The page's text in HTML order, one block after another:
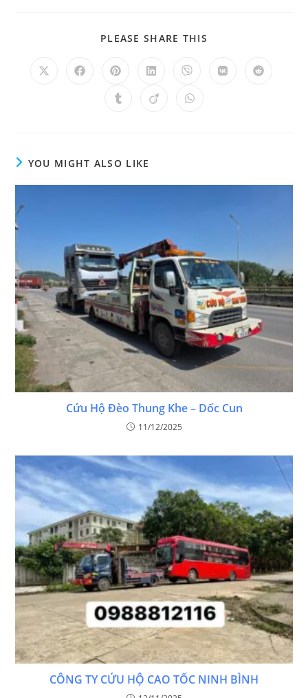
PLEASE SHARE THIS
YOU MIGHT ALSO LIKE
Cứu Hộ Đèo Thung Khe – Dốc Cun
11/12/2025
CÔNG TY CỨU HỘ CAO TỐC NINH BÌNH